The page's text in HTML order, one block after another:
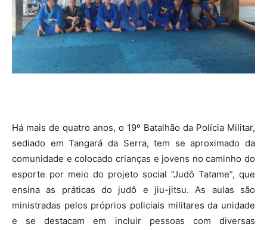
Há mais de quatro anos, o 19º Batalhão da Polícia Militar,
sediado em Tangará da Serra, tem se aproximado da
comunidade e colocado crianças e jovens no caminho do
esporte por meio do projeto social “Judô Tatame”, que
ensina as práticas do judô e jiu-jitsu. As aulas são
ministradas pelos próprios policiais militares da unidade
e se destacam em incluir pessoas com diversas